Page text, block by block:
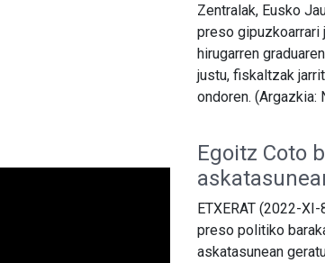
Zentralak, Eusko
preso gipuzkoarrari
hirugarren
justu, fiskaltzak
ondoren. (Argazkia:
Egoitz Coto
ETXERAT (2022-
preso politiko
askatasunean